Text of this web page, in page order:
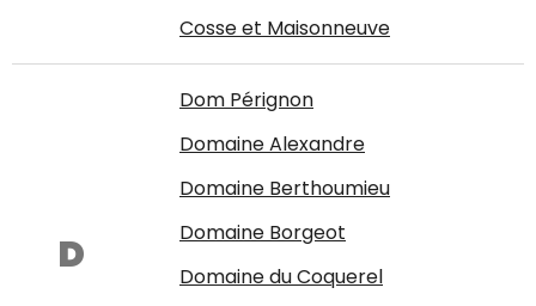
Cosse et Maisonneuve
D
Dom Pérignon
Domaine Alexandre
Domaine Berthoumieu
Domaine Borgeot
Domaine du Coquerel